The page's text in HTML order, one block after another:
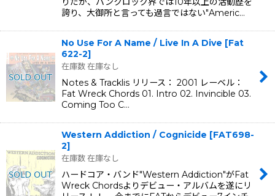
誇り、大御所と言っても過言ではない"Americ…
No Use For A Name / Live In A Dive [Fat
622-2]
在庫数 在庫なし
Notes & Tracklis リリース： 2001 レーベル：
Fat Wreck Chords 01. Intro 02. Invincible 03.
Coming Too C…
Western Addiction / Cognicide [FAT698-
2]
在庫数 在庫なし
ハードコア・バンド"Western Addiction"がFat
Wreck Chordsよりデビュー・アルバムを遂にリ